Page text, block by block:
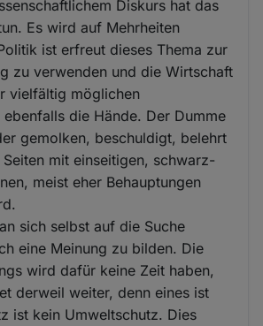
Diskurs hat das
Es wird auf Mehrheiten
ist erfreut dieses Thema zur
zu verwenden und die Wirtschaft
vielfältig möglichen
die Hände. Der Dumme
gemolken, beschuldigt, belehrt
mit einseitigen, schwarz-
meist eher Behauptungen
sich selbst auf die Suche
eine Meinung zu bilden. Die
wird dafür keine Zeit haben,
derweil weiter, denn eines ist
ist kein Umweltschutz. Dies